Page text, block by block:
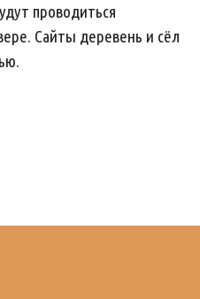
проводиться
Сайты деревень и сёл